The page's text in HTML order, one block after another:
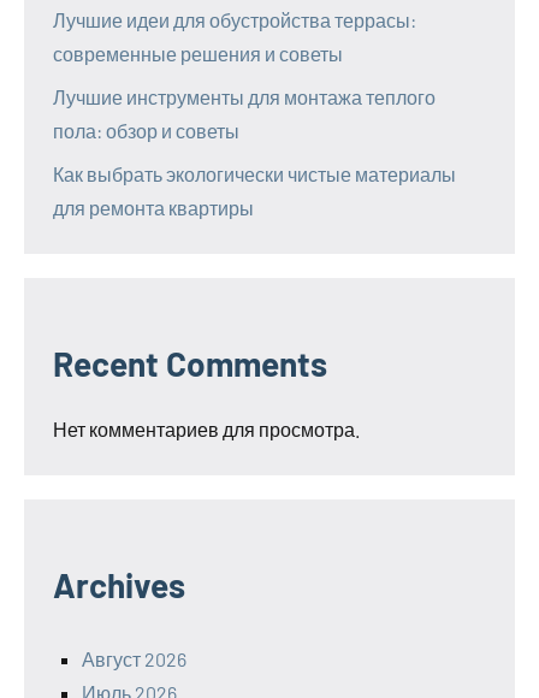
Лучшие идеи для обустройства террасы:
современные решения и советы
Лучшие инструменты для монтажа теплого
пола: обзор и советы
Как выбрать экологически чистые материалы
для ремонта квартиры
Recent Comments
Нет комментариев для просмотра.
Archives
Август 2026
Июль 2026